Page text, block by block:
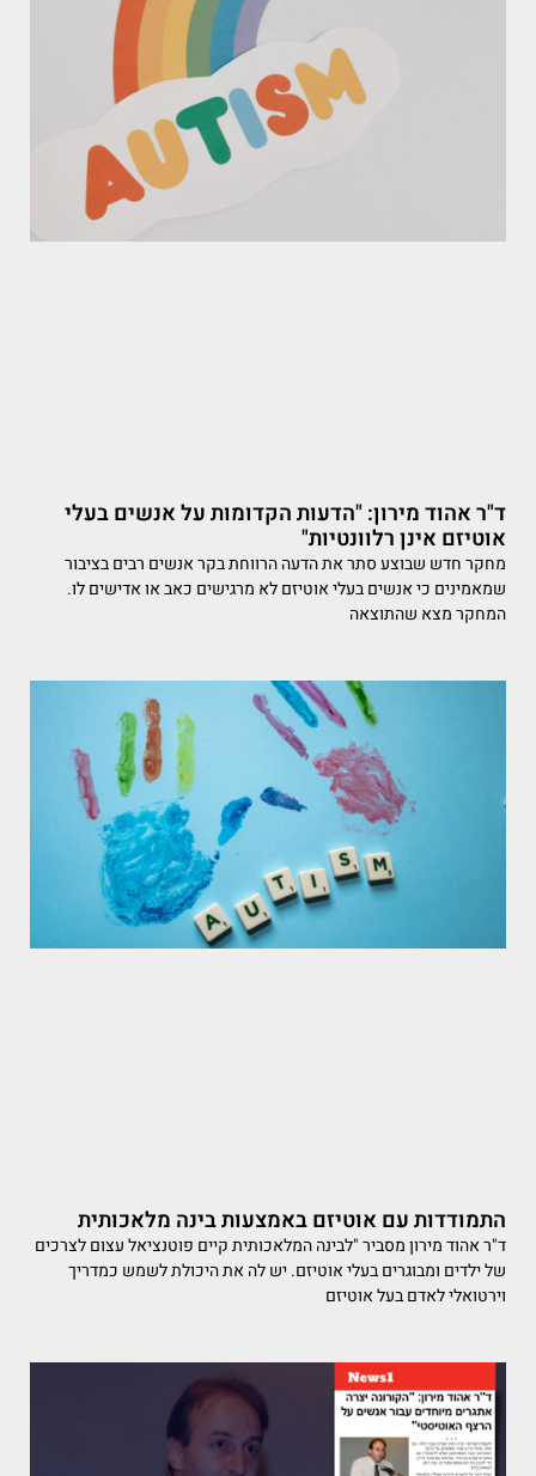
ד"ר אהוד מירון: "הדעות הקדומות על אנשים בעלי
אוטיזם אינן רלוונטיות"
מחקר חדש שבוצע סתר את הדעה הרווחת בקר אנשים רבים בציבור
שמאמינים כי אנשים בעלי אוטיזם לא מרגישים כאב או אדישים לו.
המחקר מצא שהתוצאה
התמודדות עם אוטיזם באמצעות בינה מלאכותית
ד"ר אהוד מירון מסביר "לבינה המלאכותית קיים פוטנציאל עצום לצרכים
של ילדים ומבוגרים בעלי אוטיזם. יש לה את היכולת לשמש כמדריך
וירטואלי לאדם בעל אוטיזם